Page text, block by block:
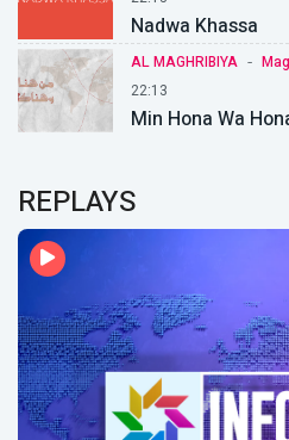
Nadwa Khassa
AL MAGHRIBIYA -
22:13
Min Hona Wa
REPLAYS